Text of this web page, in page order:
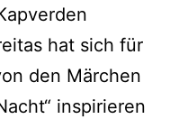
hat sich für
den Märchen
inspirieren